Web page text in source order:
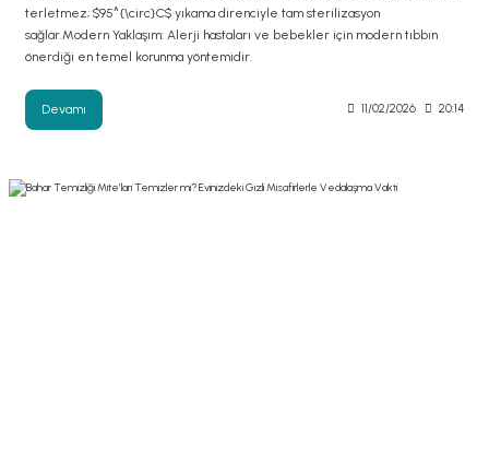
terletmez; $95^{\circ}C$ yıkama direnciyle tam sterilizasyon
sağlar.Modern Yaklaşım: Alerji hastaları ve bebekler için modern tıbbın
önerdiği en temel korunma yöntemidir.
Devamı 11/02/2026 20:14